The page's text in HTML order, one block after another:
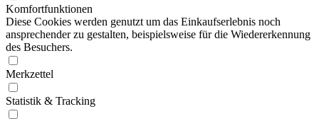
Komfortfunktionen
Diese Cookies werden genutzt um das Einkaufserlebnis noch
ansprechender zu gestalten, beispielsweise für die Wiedererkennung
des Besuchers.
Merkzettel
Statistik & Tracking